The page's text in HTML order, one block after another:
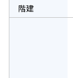
階建